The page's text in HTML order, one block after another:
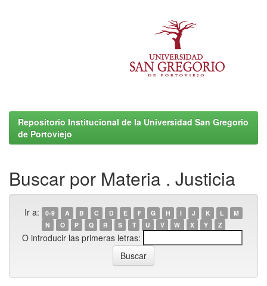
Repositorio Institucional de la Universidad San Gregorio
de Portoviejo
Buscar por Materia . Justicia
Ir a: 0-9 A B C D E F G H I J K L
M
N
O P Q R S T U V W X Y Z
O introducir las primeras letras: